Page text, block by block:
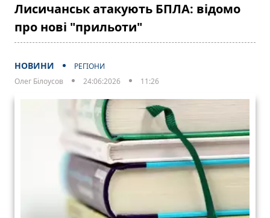
Лисичанськ атакують БПЛА: відомо
про нові "прильоти"
НОВИНИ
РЕГІОНИ
Олег Білоусов
24:06:2026 11:26